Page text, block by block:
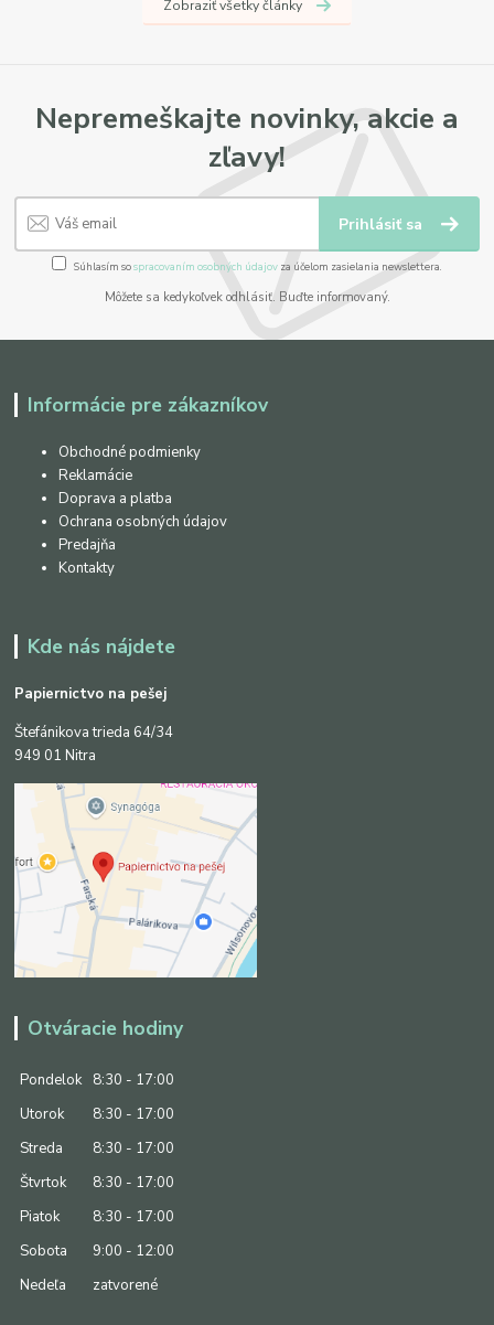
Zobraziť všetky články
Nepremeškajte novinky, akcie a
zľavy!
Prihlásiť sa
Súhlasím sospracovaním osobných údajov za účelom zasielania newslettera.
Môžete sa kedykoľvek odhlásiť. Buďte informovaný.
Informácie pre zákazníkov
Obchodné podmienky
Reklamácie
Doprava a platba
Ochrana osobných údajov
Predajňa
Kontakty
Kde nás nájdete
Papiernictvo na pešej
Štefánikova trieda 64/34
949 01 Nitra
Otváracie hodiny
Pondelok
8:30 - 17:00
Utorok
8:30 - 17:00
Streda
8:30 - 17:00
Štvrtok
8:30 - 17:00
Piatok
8:30 - 17:00
Sobota
9:00 - 12:00
Nedeľa
zatvorené